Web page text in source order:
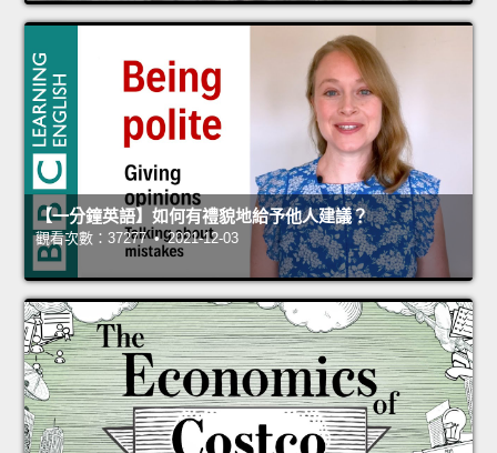
【一分鐘英語】如何有禮貌地給予他人建議？
觀看次數：37277 • 2021-12-03